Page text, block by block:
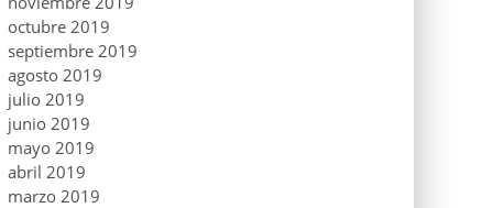
octubre 2019
septiembre 2019
agosto 2019
julio 2019
junio 2019
mayo 2019
abril 2019
marzo 2019